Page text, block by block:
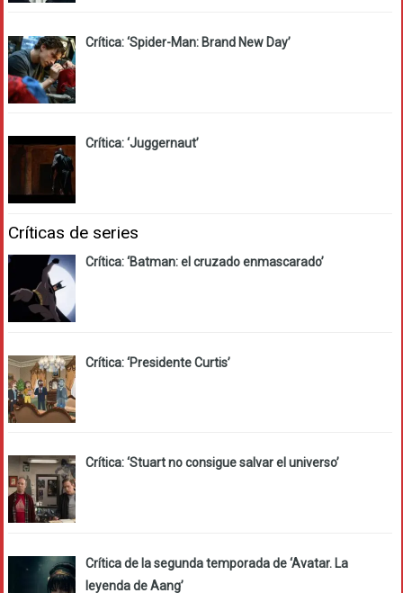
Crítica: ‘Spider-Man: Brand New Day’
Crítica: ‘Juggernaut’
Críticas de series
Crítica: ‘Batman: el cruzado enmascarado’
Crítica: ‘Presidente Curtis’
Crítica: ‘Stuart no consigue salvar el universo’
Crítica de la segunda temporada de ‘Avatar. La
leyenda de Aang’